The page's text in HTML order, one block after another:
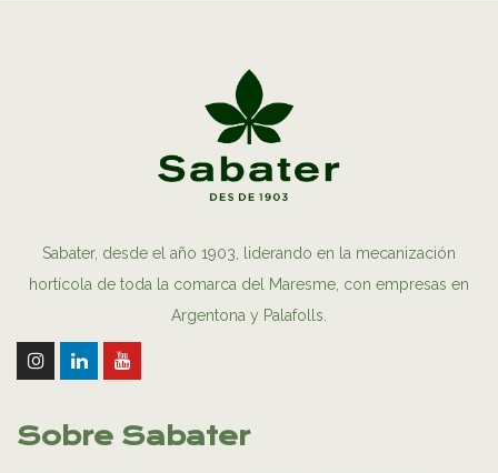
Sabater, desde el año 1903, liderando en la mecanización
hortícola de toda la comarca del Maresme, con empresas en
Argentona y Palafolls.
Sobre Sabater